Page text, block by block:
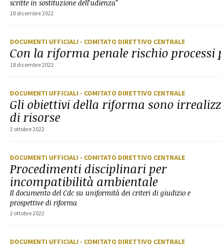
scritte in sostituzione dell'udienza"
18 dicembre 2022
DOCUMENTI UFFICIALI - COMITATO DIRETTIVO CENTRALE
Con la riforma penale rischio
18 dicembre 2022
DOCUMENTI UFFICIALI - COMITATO DIRETTIVO CENTRALE
Gli obiettivi della riforma sono
di risorse
2 ottobre 2022
DOCUMENTI UFFICIALI - COMITATO DIRETTIVO CENTRALE
Procedimenti disciplinari per
incompatibilità ambientale
Il documento del Cdc su uniformità dei criteri di giudizio e
prospettive di riforma
2 ottobre 2022
DOCUMENTI UFFICIALI - COMITATO DIRETTIVO CENTRALE